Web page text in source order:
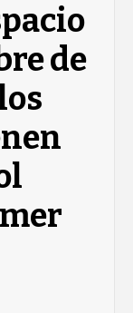
de